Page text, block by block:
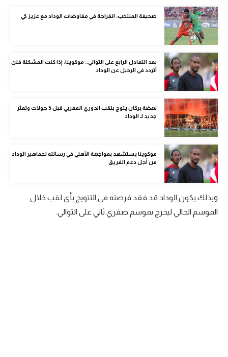
كرة السلة الأمريكية
كرة سلة
كرة طائرة
الوطن العربي
في المونديال
رياضة نسائية
آسيا
أمريكا
ركن الألعاب
صحيفة المنتخب: انفراجة في مفاوضات الوداد مع عزيز كي
بعد التعادل الرابع على التوالي.. موكوينا: إذا كنت المشكلة فلن
أتردد في الرحيل عن الوداد
نهضة بركان يتوج بلقب الدوري المغربي قبل 5 جولات وتعثر
جديد لـ الوداد
موكوينا يستشهد بمواجهة الأهلي في رسالته لجماهير الوداد
من أجل دعم الفريق
وبذلك يكون الوداد قد فقد فرصته في التتويج بأي لقب خلال
الموسم الحالي ليخرج بموسم صفري ثاني على التوالي.